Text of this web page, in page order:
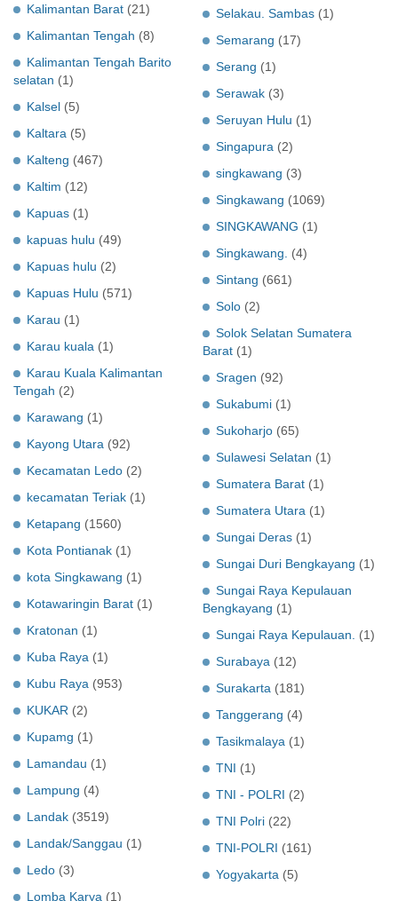
Kalimantan Barat (21)
Kalimantan Tengah (8)
Kalimantan Tengah Barito
selatan (1)
Kalsel (5)
Kaltara (5)
Kalteng (467)
Kaltim (12)
Kapuas (1)
kapuas hulu (49)
Kapuas hulu (2)
Kapuas Hulu (571)
Karau (1)
Karau kuala (1)
Karau Kuala Kalimantan
Tengah (2)
Karawang (1)
Kayong Utara (92)
Kecamatan Ledo (2)
kecamatan Teriak (1)
Ketapang (1560)
Kota Pontianak (1)
kota Singkawang (1)
Kotawaringin Barat (1)
Kratonan (1)
Kuba Raya (1)
Kubu Raya (953)
KUKAR (2)
Kupamg (1)
Lamandau (1)
Lampung (4)
Landak (3519)
Landak/Sanggau (1)
Ledo (3)
Lomba Karya (1)
Selakau. Sambas (1)
Semarang (17)
Serang (1)
Serawak (3)
Seruyan Hulu (1)
Singapura (2)
singkawang (3)
Singkawang (1069)
SINGKAWANG (1)
Singkawang.
(4)
Sintang (661)
Solo (2)
Solok Selatan Sumatera
Barat (1)
Sragen (92)
Sukabumi (1)
Sukoharjo (65)
Sulawesi Selatan (1)
Sumatera Barat (1)
Sumatera Utara (1)
Sungai Deras (1)
Sungai Duri Bengkayang (1)
Sungai Raya Kepulauan
Bengkayang (1)
Sungai Raya Kepulauan.
(1)
Surabaya (12)
Surakarta (181)
Tanggerang (4)
Tasikmalaya (1)
TNI (1)
TNI - POLRI (2)
TNI Polri (22)
TNI-POLRI (161)
Yogyakarta (5)